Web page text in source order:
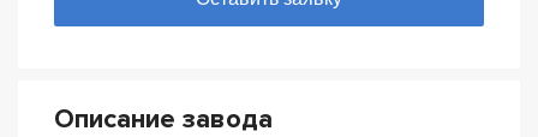
Описание завода